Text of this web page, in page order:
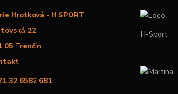
Hrotková - H SPORT
22
05 Trenčín
32 6582 681
H-Sport